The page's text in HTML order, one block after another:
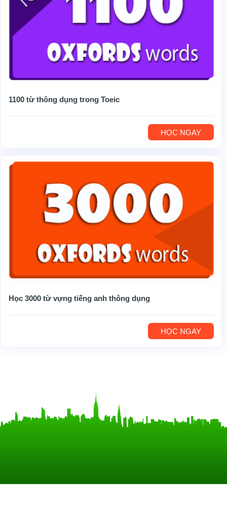
1100 từ thông dụng trong Toeic
HỌC NGAY
Học 3000 từ vựng tiếng anh thông dụng
HỌC NGAY